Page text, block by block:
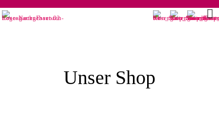
Unser Shop